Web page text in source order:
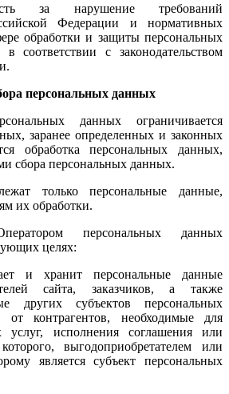
за нарушение требований
Федерации и нормативных
обработки и защиты персональных
в соответствии с законодательством
персональных данных
данных ограничивается
заранее определенных и законных
обработка персональных данных,
сбора персональных данных.
только персональные данные,
их обработки.
персональных данных
целях:
и хранит персональные данные
сайта, заказчиков, а также
других субъектов персональных
от контрагентов, необходимые для
услуг, исполнения соглашения или
выгодоприобретателем или
является субъект персональных